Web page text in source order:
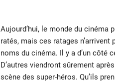
Aujourd’hui, le monde du cinéma
ratés, mais ces ratages
noms du cinéma. Il y a d’un côté
D’autres viendront sûrement
scène des super-héros. Qu’ils